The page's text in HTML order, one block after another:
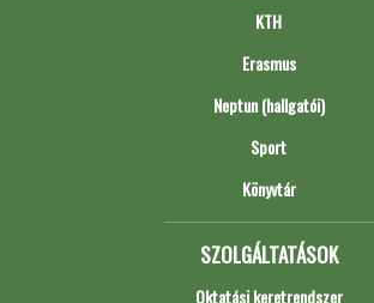
KTH
Erasmus
Neptun (hallgatói)
Sport
Könyvtár
SZOLGÁLTATÁSOK
Oktatási keretrendszer